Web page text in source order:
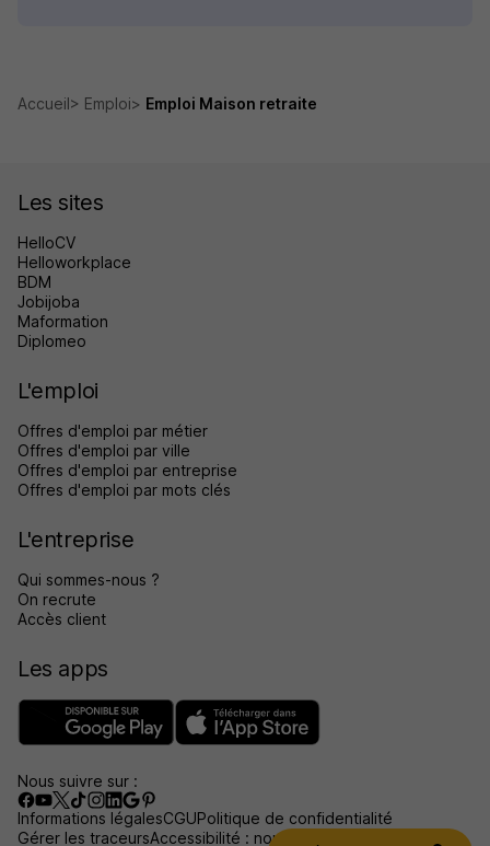
Accueil Emploi Emploi Maison retraite
Les sites
HelloCV
Helloworkplace
BDM
Jobijoba
Maformation
Diplomeo
L'emploi
Offres d'emploi par métier
Offres d'emploi par ville
Offres d'emploi par entreprise
Offres d'emploi par mots clés
L'entreprise
Qui sommes-nous ?
On recrute
Accès client
Les apps
Nous suivre sur :
Informations légalesCGUPolitique de confidentialité
Gérer les traceursAccessibilité : non conforme